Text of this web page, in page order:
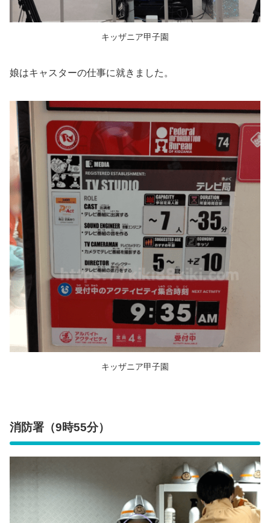
キッザニア甲子園
娘はキャスターの仕事に就きました。
キッザニア甲子園
消防署（9時55分）